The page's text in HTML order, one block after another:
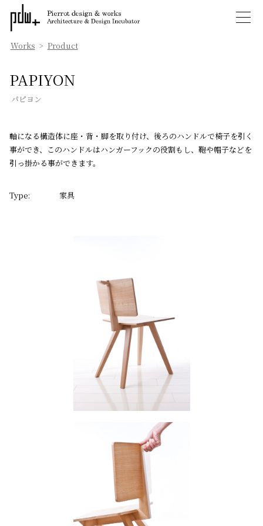
Works > Product
PAPIYON
パピヨン
軸になる構造体に座・背・脚を取り付け、後ろのハンドルで椅子を引く
事ができ、このハンドルはハンガーフックの役割もし、鞄や帽子などを
引っ掛かる事ができます。
Type: 家具